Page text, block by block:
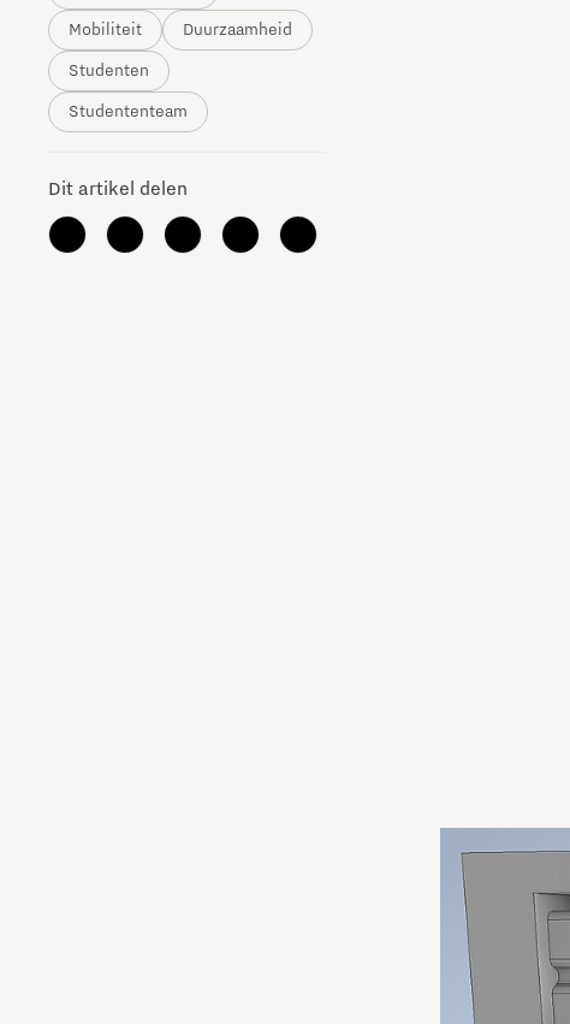
Integrated Photonics
The Gate voor tech startups
Hoe bescherm ik mijn idee?
Brainport Networking Financials
Mobiliteit Duurzaamheid
Studenten
Studententeam
Dit artikel delen